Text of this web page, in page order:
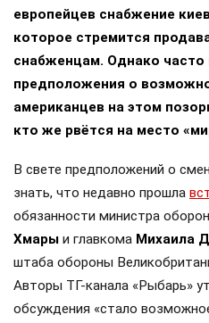
европейцев снабжение
которое стремится
снабженцам. Однако часто
предположения о
американцев на этом
кто же рвётся на место
В свете предположений о
знать, что недавно прошла
обязанности министра
Хмары и главкома Михаила
штаба обороны
Авторы ТГ-канала «Рыбарь»
обсуждения «стало